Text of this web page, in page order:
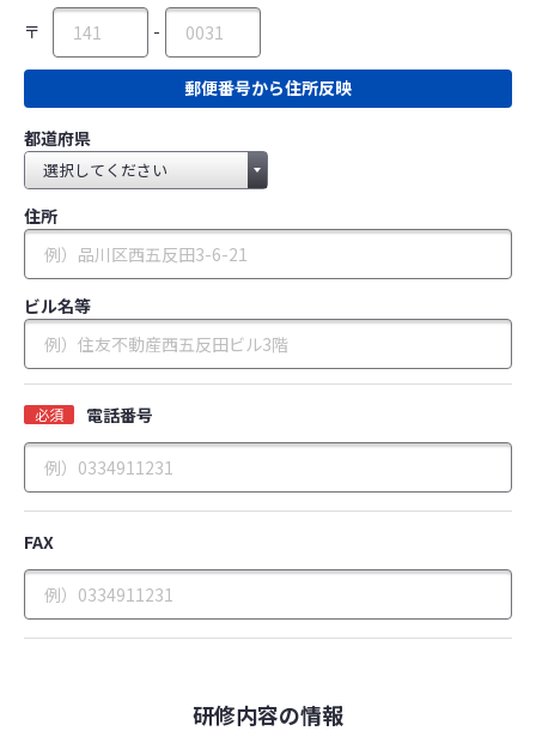
〒 -
郵便番号から住所反映
都道府県
住所
ビル名等
必須 電話番号
FAX
研修内容の情報